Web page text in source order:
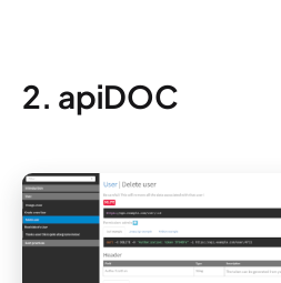
2. apiDOC